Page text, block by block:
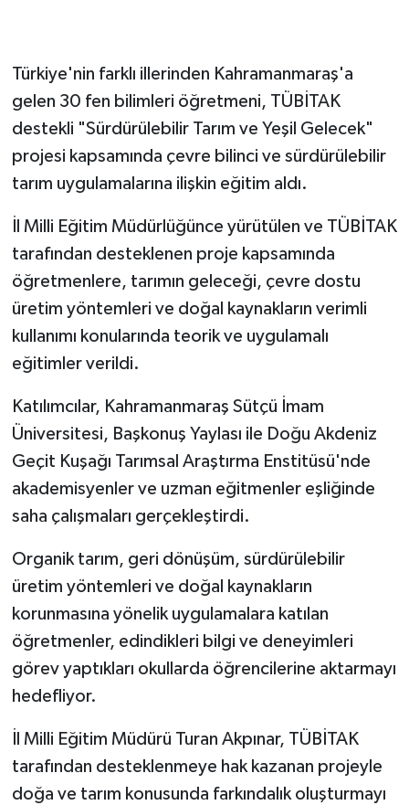
Türkiye'nin farklı illerinden Kahramanmaraş'a
gelen 30 fen bilimleri öğretmeni, TÜBİTAK
destekli "Sürdürülebilir Tarım ve Yeşil Gelecek"
projesi kapsamında çevre bilinci ve sürdürülebilir
tarım uygulamalarına ilişkin eğitim aldı.
İl Milli Eğitim Müdürlüğünce yürütülen ve TÜBİTAK
tarafından desteklenen proje kapsamında
öğretmenlere, tarımın geleceği, çevre dostu
üretim yöntemleri ve doğal kaynakların verimli
kullanımı konularında teorik ve uygulamalı
eğitimler verildi.
Katılımcılar, Kahramanmaraş Sütçü İmam
Üniversitesi, Başkonuş Yaylası ile Doğu Akdeniz
Geçit Kuşağı Tarımsal Araştırma Enstitüsü'nde
akademisyenler ve uzman eğitmenler eşliğinde
saha çalışmaları gerçekleştirdi.
Organik tarım, geri dönüşüm, sürdürülebilir
üretim yöntemleri ve doğal kaynakların
korunmasına yönelik uygulamalara katılan
öğretmenler, edindikleri bilgi ve deneyimleri
görev yaptıkları okullarda öğrencilerine aktarmayı
hedefliyor.
İl Milli Eğitim Müdürü Turan Akpınar, TÜBİTAK
tarafından desteklenmeye hak kazanan projeyle
doğa ve tarım konusunda farkındalık oluşturmayı